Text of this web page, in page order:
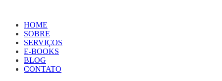
HOME
SOBRE
SERVIÇOS
E-BOOKS
BLOG
CONTATO